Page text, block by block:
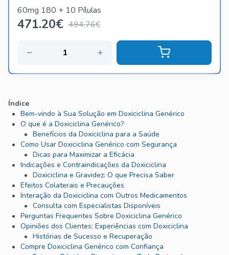
60mg 180 + 10 Pílulas
471.20€ 494.76€
Índice
Bem-vindo à Sua Solução em Doxiciclina Genérico
O que é a Doxiciclina Genérico?
Benefícios da Doxiciclina para a Saúde
Como Usar Doxiciclina Genérico com Segurança
Dicas para Maximizar a Eficácia
Indicações e Contraindicações da Doxiciclina
Doxiciclina e Gravidez: O que Precisa Saber
Efeitos Colaterais e Precauções
Interação da Doxiciclina com Outros Medicamentos
Consulta com Especialistas Disponíveis
Perguntas Frequentes Sobre Doxiciclina Genérico
Opiniões dos Clientes: Experiências com Doxiciclina
Histórias de Sucesso e Recuperação
Compre Doxiciclina Genérico com Confiança